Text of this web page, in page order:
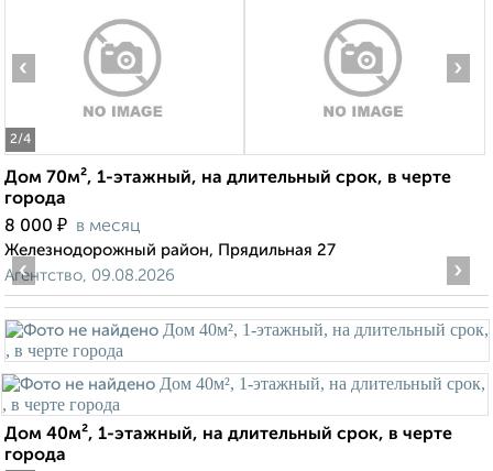
2/4
‹ ›
Дом 70м², 1-этажный, на длительный срок, в черте
города
8 000 ₽ в месяц
Железнодорожный район, Прядильная 27
Агентство, 09.08.2026
‹ ›
Дом 40м², 1-этажный, на длительный срок, в черте
города